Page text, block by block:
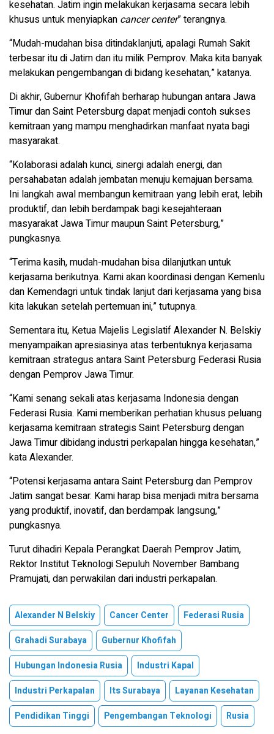
kesehatan. Jatim ingin melakukan kerjasama secara lebih
khusus untuk menyiapkan cancer center” terangnya.
“Mudah-mudahan bisa ditindaklanjuti, apalagi Rumah Sakit
terbesar itu di Jatim dan itu milik Pemprov. Maka kita banyak
melakukan pengembangan di bidang kesehatan,” katanya.
Di akhir, Gubernur Khofifah berharap hubungan antara Jawa
Timur dan Saint Petersburg dapat menjadi contoh sukses
kemitraan yang mampu menghadirkan manfaat nyata bagi
masyarakat.
“Kolaborasi adalah kunci, sinergi adalah energi, dan
persahabatan adalah jembatan menuju kemajuan bersama.
Ini langkah awal membangun kemitraan yang lebih erat, lebih
produktif, dan lebih berdampak bagi kesejahteraan
masyarakat Jawa Timur maupun Saint Petersburg,”
pungkasnya.
“Terima kasih, mudah-mudahan bisa dilanjutkan untuk
kerjasama berikutnya. Kami akan koordinasi dengan Kemenlu
dan Kemendagri untuk tindak lanjut dari kerjasama yang bisa
kita lakukan setelah pertemuan ini,” tutupnya.
Sementara itu, Ketua Majelis Legislatif Alexander N. Belskiy
menyampaikan apresiasinya atas terbentuknya kerjasama
kemitraan strategus antara Saint Petersburg Federasi Rusia
dengan Pemprov Jawa Timur.
“Kami senang sekali atas kerjasama Indonesia dengan
Federasi Rusia. Kami memberikan perhatian khusus peluang
kerjasama kemitraan strategis Saint Petersburg dengan
Jawa Timur dibidang industri perkapalan hingga kesehatan,”
kata Alexander.
“Potensi kerjasama antara Saint Petersburg dan Pemprov
Jatim sangat besar. Kami harap bisa menjadi mitra bersama
yang produktif, inovatif, dan berdampak langsung,”
pungkasnya.
Turut dihadiri Kepala Perangkat Daerah Pemprov Jatim,
Rektor Institut Teknologi Sepuluh November Bambang
Pramujati, dan perwakilan dari industri perkapalan.
Alexander N Belskiy Cancer Center
Federasi Rusia
Grahadi Surabaya
Gubernur Khofifah
Hubungan Indonesia Rusia
Industri Kapal
Industri Perkapalan
Its Surabaya
Layanan Kesehatan
Pendidikan Tinggi
Pengembangan Teknologi Rusia